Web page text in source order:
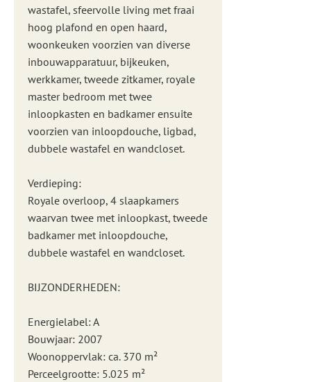
wastafel, sfeervolle living met fraai
hoog plafond en open haard,
woonkeuken voorzien van diverse
inbouwapparatuur, bijkeuken,
werkkamer, tweede zitkamer, royale
master bedroom met twee
inloopkasten en badkamer ensuite
voorzien van inloopdouche, ligbad,
dubbele wastafel en wandcloset.
Verdieping:
Royale overloop, 4 slaapkamers
waarvan twee met inloopkast, tweede
badkamer met inloopdouche,
dubbele wastafel en wandcloset.
BIJZONDERHEDEN:
Energielabel: A
Bouwjaar: 2007
Woonoppervlak: ca. 370 m²
Perceelgrootte: 5.025 m²